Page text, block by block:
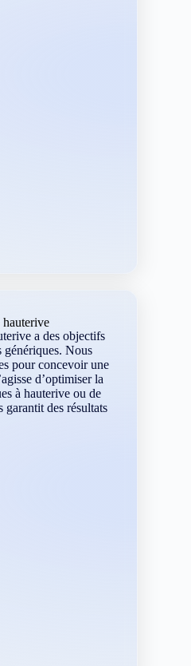
hauterive
a des objectifs
génériques. Nous
pour concevoir une
d’optimiser la
à hauterive ou de
garantit des résultats